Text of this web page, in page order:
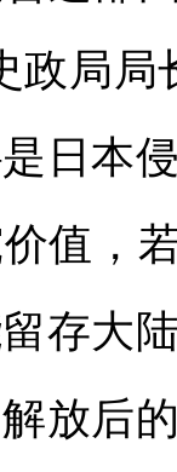
政局
日本
值，
存大
放后